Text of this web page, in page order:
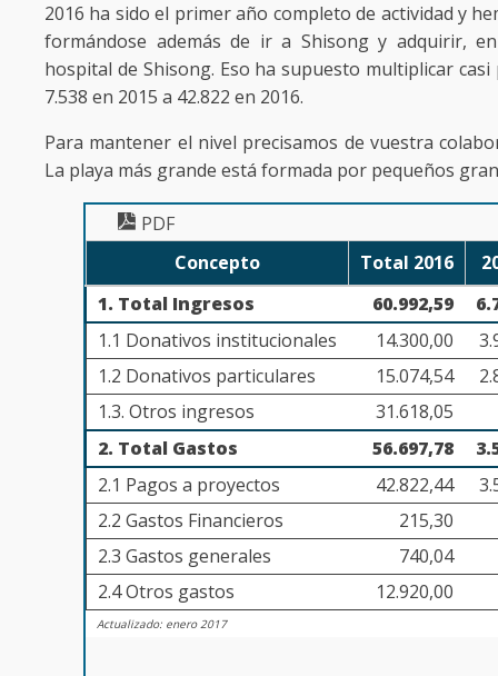
2016 ha sido el primer año completo de actividad y
formándose además de ir a Shisong y adquirir,
hospital de Shisong. Eso ha supuesto multiplicar
7.538 en 2015 a 42.822 en 2016.
Para mantener el nivel precisamos de vuestra
La playa más grande está formada por pequeños
PDF
Concepto
Total 2016
1. Total Ingresos
60.992,59
1.1 Donativos institucionales
14.300,00
1.2 Donativos particulares
15.074,54
1.3. Otros ingresos
31.618,05
2. Total Gastos
56.697,78
2.1 Pagos a proyectos
42.822,44
2.2 Gastos Financieros
215,30
2.3 Gastos generales
740,04
2.4 Otros gastos
12.920,00
Actualizado: enero 2017